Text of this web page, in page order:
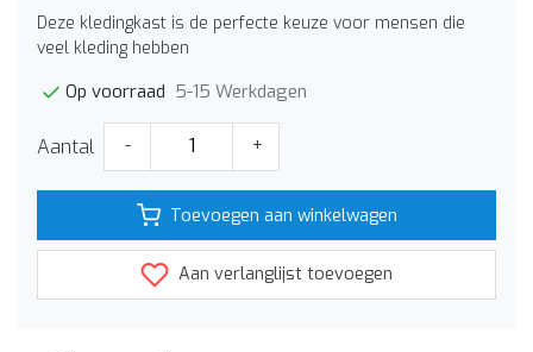
Deze kledingkast is de perfecte keuze voor mensen die
veel kleding hebben
Op voorraad 5-15 Werkdagen
Aantal - +
Toevoegen aan winkelwagen
Aan verlanglijst toevoegen